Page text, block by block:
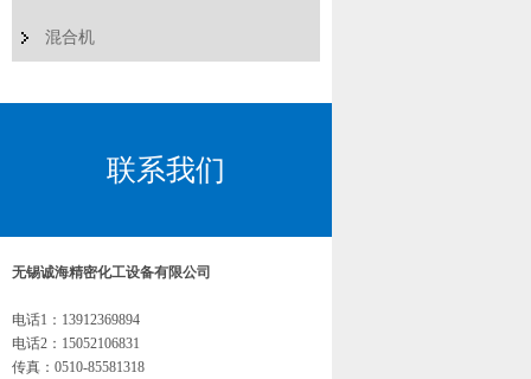
混合机
联系我们
无锡诚海精密化工设备有限公司
电话1：13912369894
电话2：15052106831
传真：0510-85581318